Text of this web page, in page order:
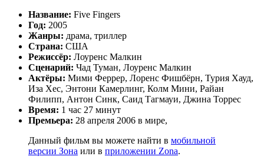
Название: Five Fingers
Год: 2005
Жанры: драма, триллер
Страна: США
Режиссёр: Лоуренс Малкин
Сценарий: Чад Туман, Лоуренс Малкин
Актёры: Мими Феррер, Лоренс Фишбёрн, Турия Хауд,
Иза Хес, Энтони Камерлинг, Колм Мини, Райан
Филипп, Антон Синк, Саид Тагмауи, Джина Торрес
Время: 1 час 27 минут
Премьера: 28 апреля 2006 в мире,
Данный фильм вы можете найти в мобильной
версии Зона или в приложении Zona.